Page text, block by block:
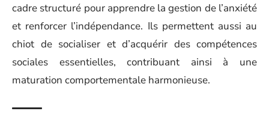
cadre structuré pour apprendre la gestion de l’anxiété
et renforcer l’indépendance. Ils permettent aussi au
chiot de socialiser et d’acquérir des compétences
sociales essentielles, contribuant ainsi à une
maturation comportementale harmonieuse.